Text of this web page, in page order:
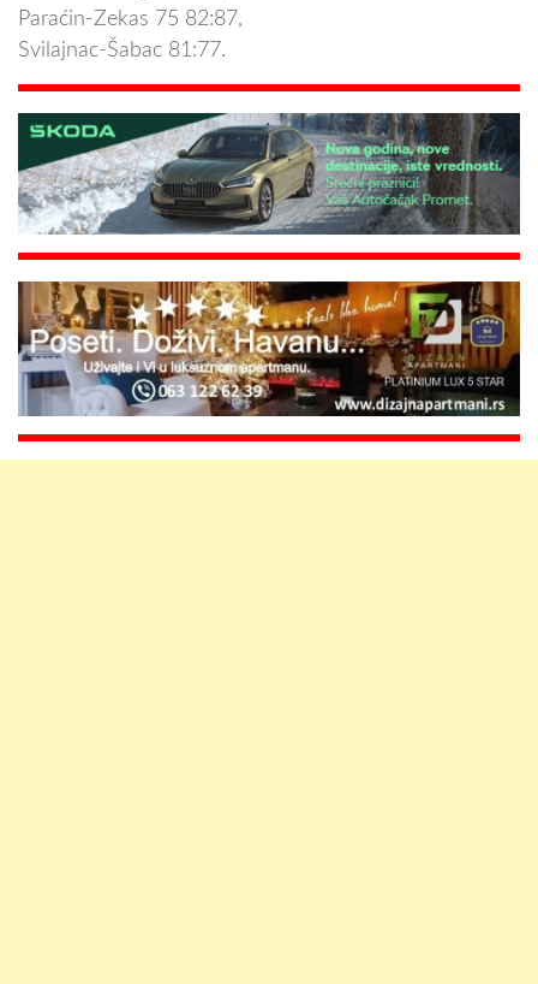
Paraćin-Zekas 75 82:87,
Svilajnac-Šabac 81:77.